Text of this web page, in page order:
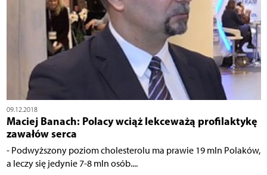
09.12.2018
Maciej Banach: Polacy wciąż lekceważą profilaktykę
zawałów serca
- Podwyższony poziom cholesterolu ma prawie 19 mln Polaków,
a leczy się jedynie 7-8 mln osób....